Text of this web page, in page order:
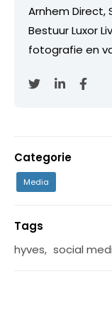
Arnhem Direct,
Bestuur Luxor
fotografie en
Categorie
Media
Tags
hyves, social